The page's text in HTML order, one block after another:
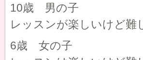
10歳 男の子
レッスンが楽しいけど難
6歳 女の子